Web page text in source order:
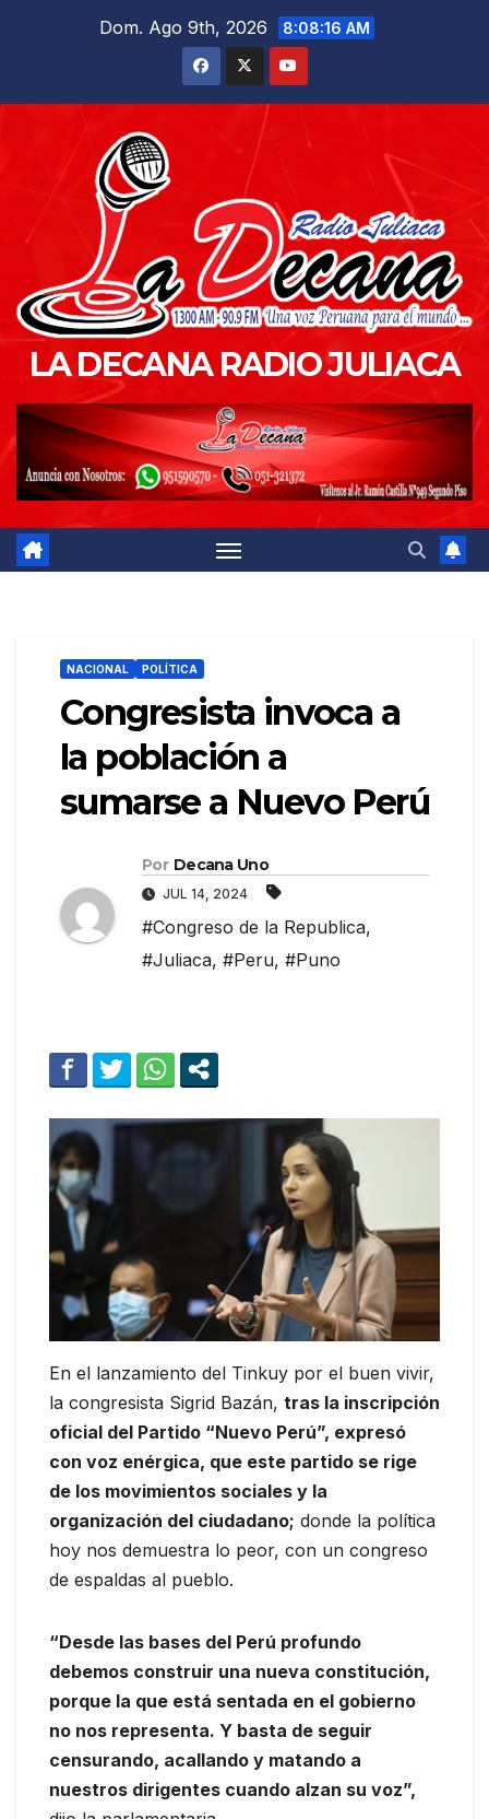
Dom. Ago 9th, 2026 8:08:17 AM
LA DECANA RADIO JULIACA
NACIONAL POLÍTICA
Congresista invoca a
la población a
sumarse a Nuevo Perú
Por Decana Uno
JUL 14, 2024
#Congreso de la Republica,
#Juliaca, #Peru, #Puno
En el lanzamiento del Tinkuy por el buen vivir,
la congresista Sigrid Bazán, tras la inscripción
oficial del Partido “Nuevo Perú”, expresó
con voz enérgica, que este partido se rige
de los movimientos sociales y la
organización del ciudadano; donde la política
hoy nos demuestra lo peor, con un congreso
de espaldas al pueblo.
“Desde las bases del Perú profundo
debemos construir una nueva constitución,
porque la que está sentada en el gobierno
no nos representa. Y basta de seguir
censurando, acallando y matando a
nuestros dirigentes cuando alzan su voz”,